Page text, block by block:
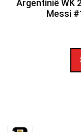
Argentinië WK
Messi